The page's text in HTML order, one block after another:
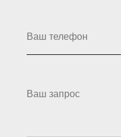
Ваш телефон
Ваш запрос